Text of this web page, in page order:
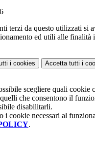
terzi da questo utilizzati si
ed utili alle finalità
i cookies Accetta tutti i
scegliere quali cookie
che consentono il
disabilitarli.
i cookie necessari al
.